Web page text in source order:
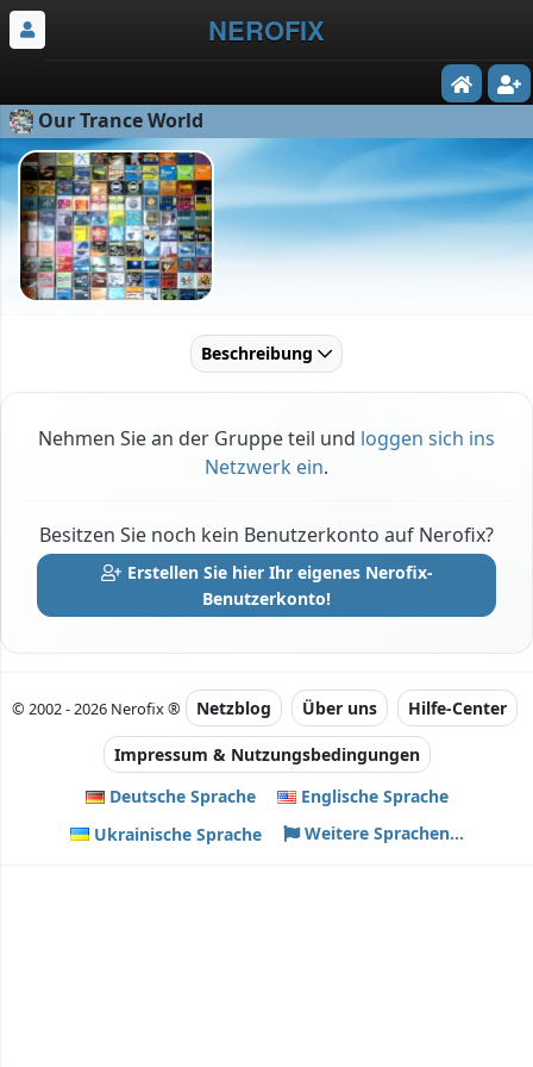
NEROFIX
Our Trance World
Beschreibung
Nehmen Sie an der Gruppe teil und loggen sich ins
Netzwerk ein.
Besitzen Sie noch kein Benutzerkonto auf Nerofix?
Erstellen Sie hier Ihr eigenes Nerofix-
Benutzerkonto!
© 2002 - 2026 Nerofix ® Netzblog Über uns Hilfe-Center
Impressum & Nutzungsbedingungen
Deutsche Sprache
Englische Sprache
Ukrainische Sprache
Weitere Sprachen...